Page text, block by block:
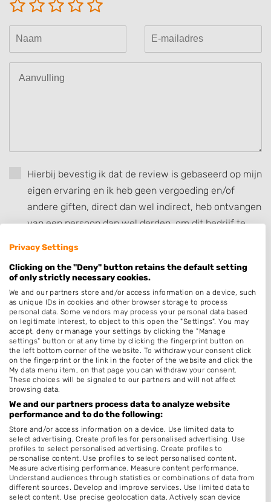
Hierbij bevestig ik dat de review is gebaseerd op mijn
eigen ervaring en ik heb geen vergoeding en/of
andere giften, direct dan wel indirect, heb ontvangen
van een persoon dan wel derden, om dit bedrijf te
zijn de
Algemene Voorwaarden
overeenkomstige toepassing.
Nagelstudios in de buurt
Mooie Nagels 777
Herenstraat 9
1741BM Schagen
Op 0,26 km afstand
De Hoofdzaak
Berkenweg 12
1741VA Schagen
Privacy Settings
Clicking on the "Deny" button retains the default setting
of only strictly necessary cookies.
We and our partners store and/or access information on a device, such
as unique IDs in cookies and other browser storage to process
personal data. Some vendors may process your personal data based
on legitimate interest, to object to this open the "Settings". You may
accept, deny or manage your settings by clicking the "Manage
settings" button or at any time by clicking the fingerprint button on
the left bottom corner of the website. To withdraw your consent click
on the fingerprint or the link in the footer of the website and click the
My data menu item, on that page you can withdraw your consent.
These choices will be signaled to our partners and will not affect
browsing data.
We and our partners process data to analyze website
performance and to do the following:
Store and/or access information on a device. Use limited data to
select advertising. Create profiles for personalised advertising. Use
profiles to select personalised advertising. Create profiles to
personalise content. Use profiles to select personalised content.
Measure advertising performance. Measure content performance.
Understand audiences through statistics or combinations of data from
different sources. Develop and improve services. Use limited data to
select content. Use precise geolocation data. Actively scan device